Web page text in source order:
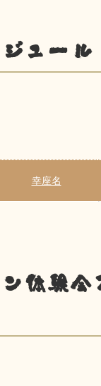
ュール
幸座名
体験会